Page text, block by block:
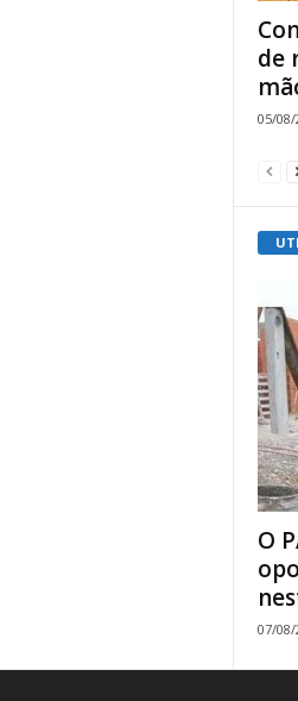
de
05/08/
O
07/08/